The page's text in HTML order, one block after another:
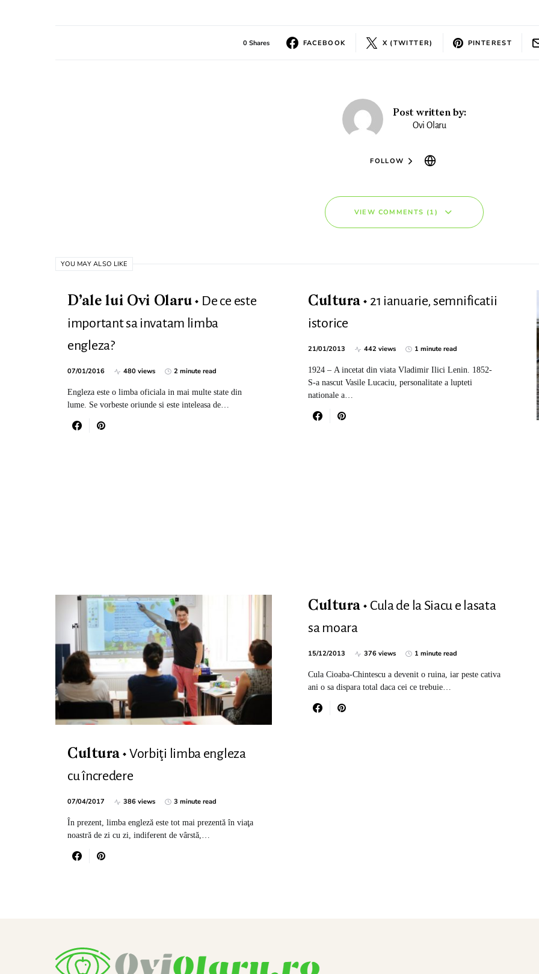
0 Shares FACEBOOK X (TWITTER) PINTEREST
Post written by:
Ovi Olaru
FOLLOW
VIEW COMMENTS (1)
YOU MAY ALSO LIKE
D’ale lui Ovi Olaru
De ce este
important sa invatam limba
engleza?
07/01/2016 480 views 2 minute read
Engleza este o limba oficiala in mai multe state din
lume. Se vorbeste oriunde si este inteleasa de…
Cultura
21 ianuarie, semnificatii
istorice
21/01/2013 442 views 1 minute read
1924 – A incetat din viata Vladimir Ilici Lenin. 1852-
S-a nascut Vasile Lucaciu, personalitate a lupteti
nationale a…
Cultura
Vorbiţi limba engleza
cu încredere
07/04/2017 386 views 3 minute read
În prezent, limba engleză este tot mai prezentă în viaţa
noastră de zi cu zi, indiferent de vârstă,…
Cultura
Cula de la Siacu e lasata
sa moara
15/12/2013 376 views 1 minute read
Cula Cioaba-Chintescu a devenit o ruina, iar peste cativa
ani o sa dispara total daca cei ce trebuie…